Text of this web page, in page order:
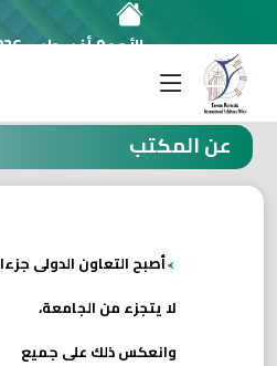
الأحد 9 أغسطس 2026 م
عن المكتب
أصبح التعاون الدولى جزءا
لا يتجزء من الجامعة،
وانعكس ذلك على جميع